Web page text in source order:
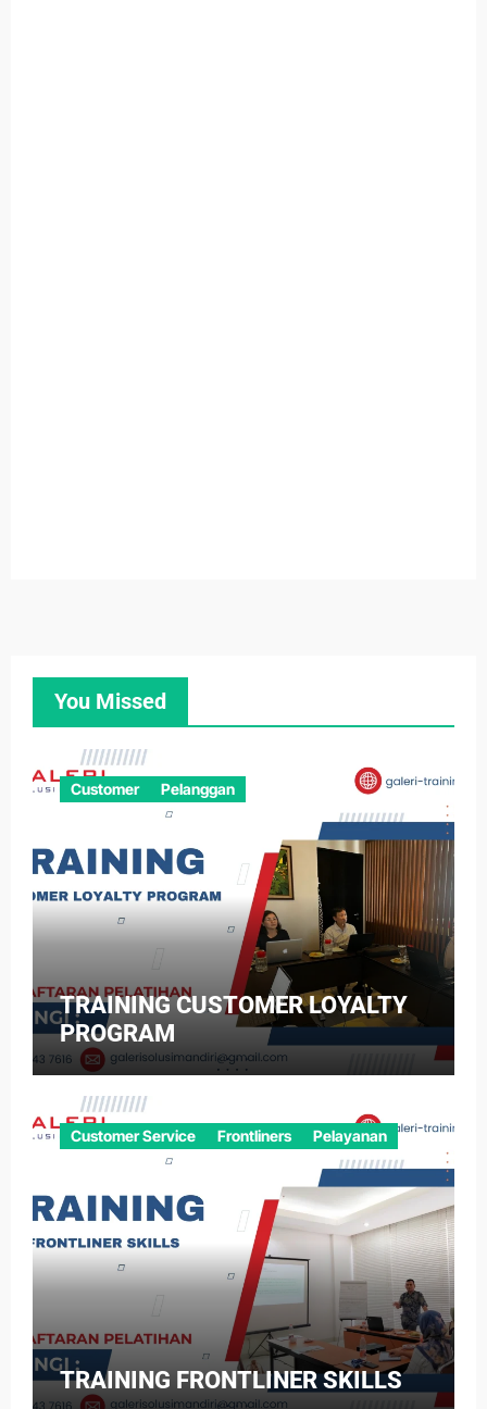
You Missed
Customer Pelanggan
TRAINING CUSTOMER LOYALTY
PROGRAM
Customer Service Frontliners Pelayanan
TRAINING FRONTLINER SKILLS